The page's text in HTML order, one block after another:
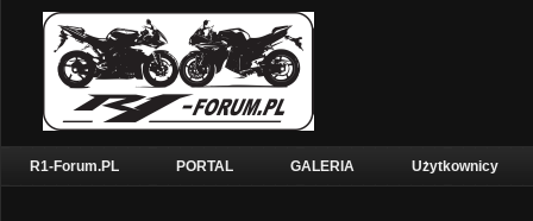
R1-Forum.PL PORTAL GALERIA Użytkownicy